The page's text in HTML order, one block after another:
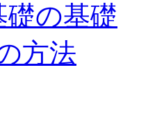
の基礎
方法